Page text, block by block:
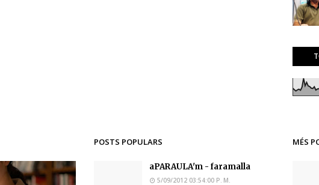
POSTS POPULARS
aPARAULA'm - faramalla
5/09/2012 03:54:00 P. M.
MÉS